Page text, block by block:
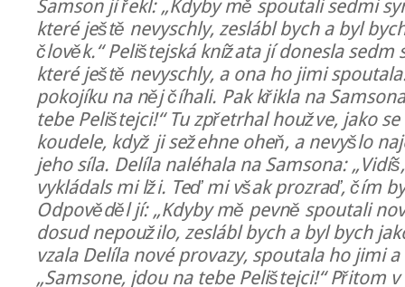
Samson jí řekl: „Kdyby mě spoutali sedmi
které ještě nevyschly, zeslábl bych a byl
člověk.“ Pelištejská knížata jí donesla sedm
které ještě nevyschly, a ona ho jimi
pokojíku na něj číhali. Pak křikla na
tebe Pelištejci!“ Tu zpřetrhal houžve, jako
koudele, když ji sežehne oheň, a nevyšlo
jeho síla. Delíla naléhala na Samsona:
vykládals mi lži. Teď mi však prozraď, čím
Odpověděl jí: „Kdyby mě pevně spoutali
dosud nepoužilo, zeslábl bych a byl bych
vzala Delíla nové provazy, spoutala ho jimi
„Samsone, jdou na tebe Pelištejci!“ Přitom